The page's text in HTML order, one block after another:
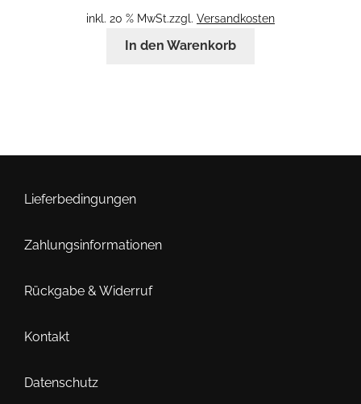
inkl. 20 % MwSt.zzgl. Versandkosten
In den Warenkorb
Lieferbedingungen
Zahlungsinformationen
Rückgabe & Widerruf
Kontakt
Datenschutz